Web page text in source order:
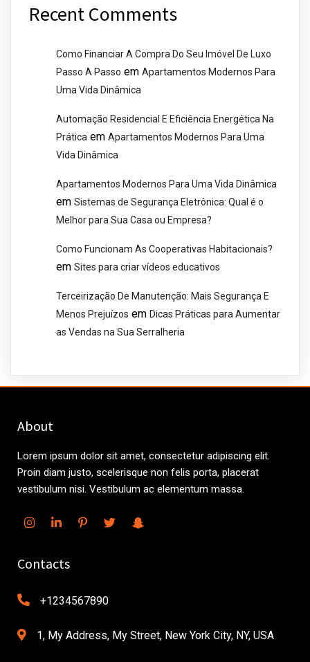
Recent Comments
Como Financiar A Compra Do Seu Imóvel De Luxo
Passo A Passo em Apartamentos Modernos Para
Uma Vida Dinâmica
Automação Residencial E Eficiência Energética Na
Prática em Apartamentos Modernos Para Uma
Vida Dinâmica
Apartamentos Modernos Para Uma Vida Dinâmica
em Sistemas de Segurança Eletrônica: Qual é o
Melhor para Sua Casa ou Empresa?
Como Funcionam As Cooperativas Habitacionais?
em Sites para criar vídeos educativos
Terceirização De Manutenção: Mais Segurança E
Menos Prejuízos em Dicas Práticas para Aumentar
as Vendas na Sua Serralheria
About
Lorem ipsum dolor sit amet, consectetur adipiscing elit.
Proin diam justo, scelerisque non felis porta, placerat
vestibulum nisi. Vestibulum ac elementum massa.
Contacts
+1234567890
1, My Address, My Street, New York City, NY, USA